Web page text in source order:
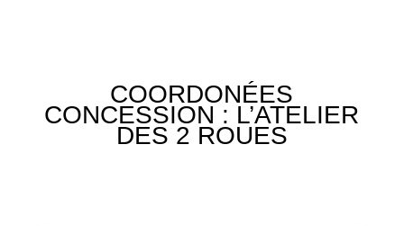
COORDONÉES
CONCESSION : L’ATELIER
DES 2 ROUES